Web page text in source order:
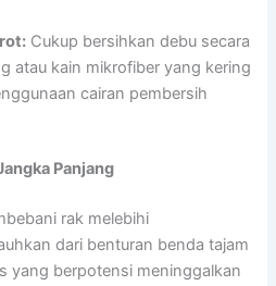
Cukup bersihkan debu secara
atau kain mikrofiber yang kering
cairan pembersih
Panjang
rak melebihi
dari benturan benda tajam
yang berpotensi meninggalkan